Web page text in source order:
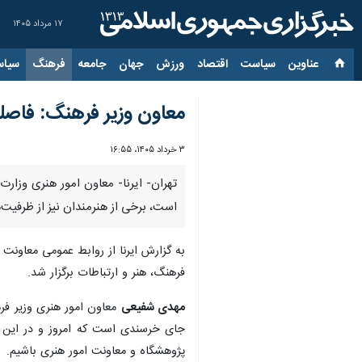
۱۷ مرداد ۱۴۰۵
عناوین‌ سیاست اقتصاد ورزش جهان جامعه فرهنگ
معاون وزیر فرهنگ:
۳ خرداد ۱۴۰۵، ۱۶:۵۵